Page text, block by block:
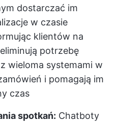
dostarczać im
w czasie
klientów na
potrzebę
wieloma systemami w
i pomagają im
czas
spotkań: Chatboty